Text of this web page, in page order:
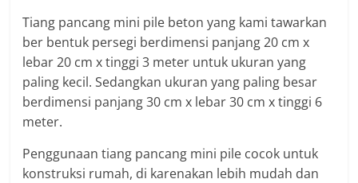
Tiang pancang mini pile beton yang kami tawarkan
ber bentuk persegi berdimensi panjang 20 cm x
lebar 20 cm x tinggi 3 meter untuk ukuran yang
paling kecil. Sedangkan ukuran yang paling besar
berdimensi panjang 30 cm x lebar 30 cm x tinggi 6
meter.
Penggunaan tiang pancang mini pile cocok untuk
konstruksi rumah, di karenakan lebih mudah dan